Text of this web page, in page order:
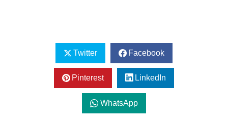
Twitter Facebook
Pinterest LinkedIn
WhatsApp